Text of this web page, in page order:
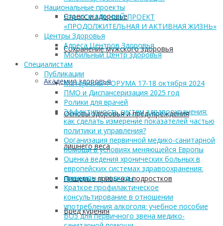
Стресс и здоровье
Сохранение мужского здоровья
Академия здоровья
Основы здоровья и предупреждения
лишнего веса
Пищевые привычки подростков
Вред курения
Национальные проекты
НАЦИОНАЛЬНЫЙ ПРОЕКТ
«ПРОДОЛЖИТЕЛЬНАЯ И АКТИВНАЯ ЖИЗНЬ»
Центры Здоровья
Адреса Центров Здоровья
Мобильный Центр здоровья
Cпециалистам
Публикации
Материалы ФОРУМА 17-18 октября 2024
ПМО и Диспансеризация 2025 год
Ролики для врачей
Эффективность систем здравоохранения:
как сделать измерение показателей частью
политики и управления?
Организация первичной медико-санитарной
помощи в условиях меняющейся Европы
Оценка ведения хронических больных в
европейских системах здравоохранения:
принципы и подходы
Краткое профилактическое
консультирование в отношении
употребления алкоголя: учебное пособие
ВОЗ для первичного звена медико-